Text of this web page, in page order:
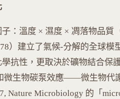
：溫度 × 濕度 × 凋落物品質
）建立了氣候-分解的全球模
抗性，更取決於礦物結合保
微生物碳泵效應——微生物代
Nature Microbiology 的「